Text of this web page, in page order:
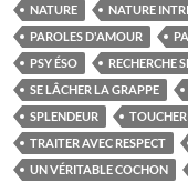
NATURE
NATURE
PAROLES D'AMOUR
PSY ÉSO
RECHERCHE
SE LÂCHER LA GRAPPE
SPLENDEUR
TRAITER AVEC RESPECT
UN VÉRITABLE COCHON